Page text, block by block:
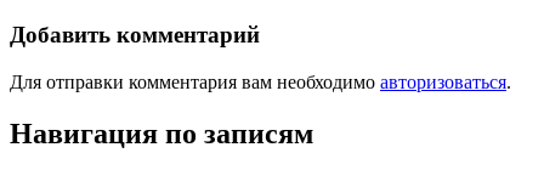
Добавить комментарий
Для отправки комментария вам необходимо авторизоваться.
Навигация по записям